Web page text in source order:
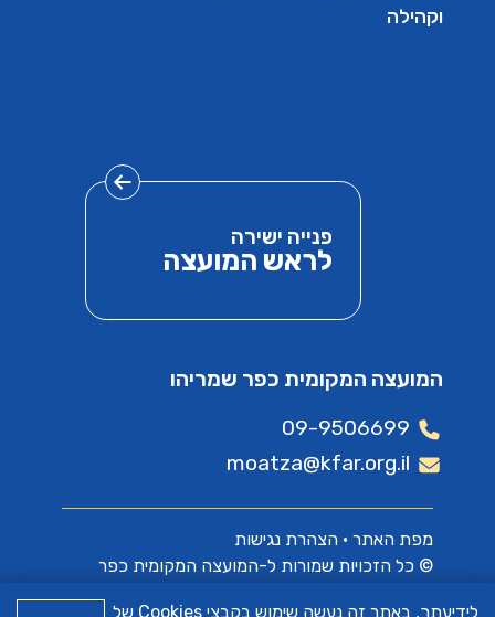
וקהילה
פנייה ישירה
לראש המועצה
המועצה המקומית כפר שמריהו
09-9506699
moatza@kfar.org.il
מפת האתר• הצהרת נגישות
© כל הזכויות שמורות ל-המועצה המקומית כפר
לידיעתך, באתר זה נעשה שימוש בקבצי Cookies של